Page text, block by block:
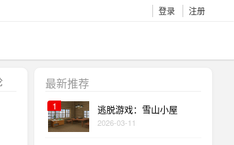
登录 注册
最新推荐
1 逃脱游戏：雪山小屋
2026-03-11